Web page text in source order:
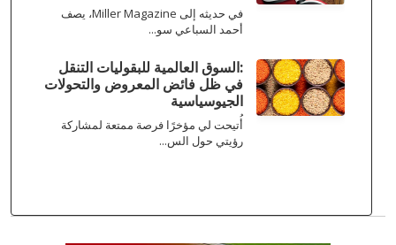
في حديثه إلى Miller Magazine، يصف
أحمد السباعي سو...
:السوق العالمية للبقوليات التنقل
في ظل فائض المعروض والتحولات
الجيوسياسية
أُتيحت لي مؤخرًا فرصة ممتعة لمشاركة
رؤيتي حول الس...